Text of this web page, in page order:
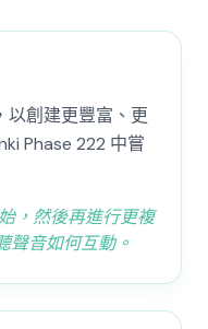
以創建更豐富、更
Phase 222 中嘗
，然後再進行更複
聲音如何互動。